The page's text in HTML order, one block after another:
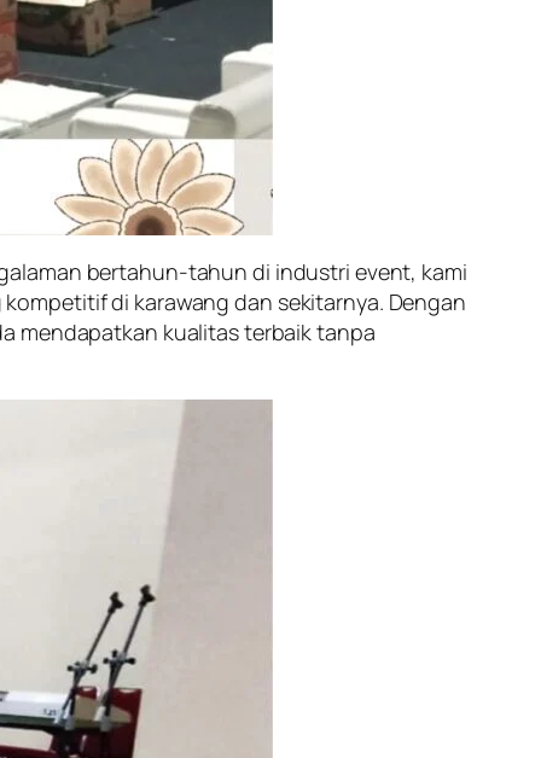
bertahun-tahun di industri event, kami
di karawang dan sekitarnya. Dengan
mendapatkan kualitas terbaik tanpa